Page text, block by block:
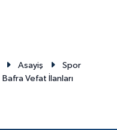
Asayiş
Spor
Bafra Vefat İlanları